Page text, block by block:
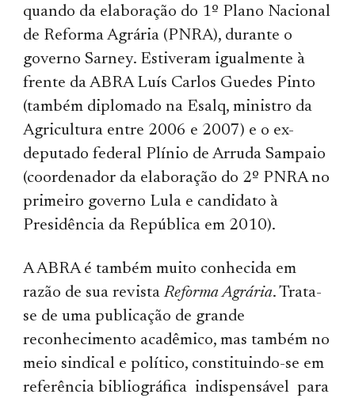
quando da elaboração do 1º Plano Nacional
de Reforma Agrária (PNRA), durante o
governo Sarney. Estiveram igualmente à
frente da ABRA Luís Carlos Guedes Pinto
(também diplomado na Esalq, ministro da
Agricultura entre 2006 e 2007) e o ex-
deputado federal Plínio de Arruda Sampaio
(coordenador da elaboração do 2º PNRA no
primeiro governo Lula e candidato à
Presidência da República em 2010).
A ABRA é também muito conhecida em
razão de sua revistaReforma Agrária. Trata-
se de uma publicação de grande
reconhecimento acadêmico, mas também no
meio sindical e político, constituindo-se em
referência bibliográfica indispensável para